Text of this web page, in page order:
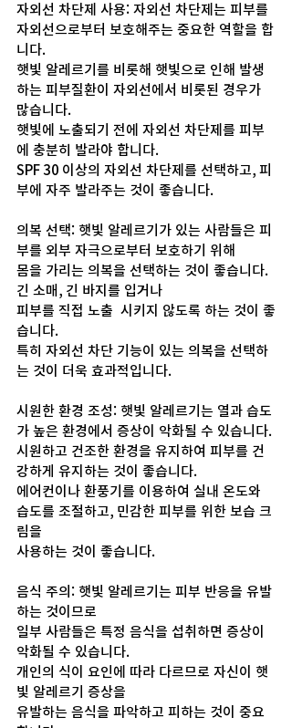
자외선 차단제 사용: 자외선 차단제는 피부를
자외선으로부터 보호해주는 중요한 역할을 합
니다.
햇빛 알레르기를 비롯해 햇빛으로 인해 발생
하는 피부질환이 자외선에서 비롯된 경우가
많습니다.
햇빛에 노출되기 전에 자외선 차단제를 피부
에 충분히 발라야 합니다.
SPF 30 이상의 자외선 차단제를 선택하고, 피
부에 자주 발라주는 것이 좋습니다.
의복 선택: 햇빛 알레르기가 있는 사람들은 피
부를 외부 자극으로부터 보호하기 위해
몸을 가리는 의복을 선택하는 것이 좋습니다.
긴 소매, 긴 바지를 입거나
피부를 직접 노출  시키지 않도록 하는 것이 좋
습니다.
특히 자외선 차단 기능이 있는 의복을 선택하
는 것이 더욱 효과적입니다.
시원한 환경 조성: 햇빛 알레르기는 열과 습도
가 높은 환경에서 증상이 악화될 수 있습니다.
시원하고 건조한 환경을 유지하여 피부를 건
강하게 유지하는 것이 좋습니다.
에어컨이나 환풍기를 이용하여 실내 온도와
습도를 조절하고, 민감한 피부를 위한 보습 크
림을
사용하는 것이 좋습니다.
음식 주의: 햇빛 알레르기는 피부 반응을 유발
하는 것이므로
일부 사람들은 특정 음식을 섭취하면 증상이
악화될 수 있습니다.
개인의 식이 요인에 따라 다르므로 자신이 햇
빛 알레르기 증상을
유발하는 음식을 파악하고 피하는 것이 중요